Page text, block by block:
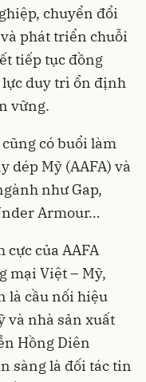
chuyển đổi
phát triển chuỗi
tiếp tục đồng
duy trì ổn định
vững.
có buổi làm
dép Mỹ (AAFA) và
như Gap,
Armour…
của AAFA
mại Việt – Mỹ,
là cầu nối hiệu
và nhà sản xuất
Hồng Diên
sàng là đối tác tin